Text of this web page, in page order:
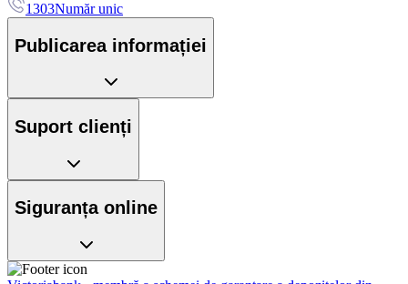
1303Număr unic
Publicarea informației
Suport clienți
Siguranța online